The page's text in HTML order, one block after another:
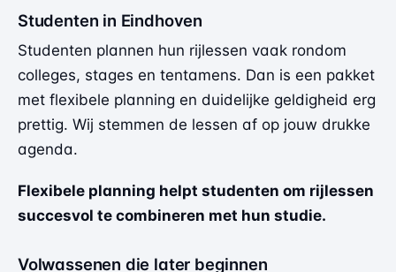
Studenten in Eindhoven
Studenten plannen hun rijlessen vaak rondom
colleges, stages en tentamens. Dan is een pakket
met flexibele planning en duidelijke geldigheid erg
prettig. Wij stemmen de lessen af op jouw drukke
agenda.
Flexibele planning helpt studenten om rijlessen
succesvol te combineren met hun studie.
Volwassenen die later beginnen